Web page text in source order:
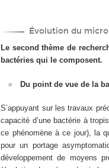
Évolution du
Le second thème de
bactéries qui le composent.
Du point de vue de la
S’appuyant sur les travaux
capacité d’une bactérie à
ce phénomène à ce jour), la
pour un portage
développement de moyens